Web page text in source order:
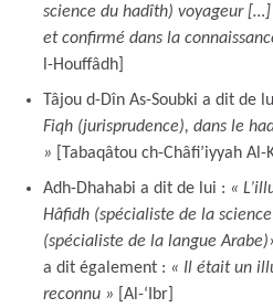
science du hadîth) voyageur
et confirmé dans la
l-Houffâdh]
Tâjou d-Dîn As-Soubki a dit de
Fiqh (jurisprudence), dans le
» [Tabaqâtou ch-Châfi’iyyah Al-
Adh-Dhahabi a dit de lui : «
Hâfidh (spécialiste de la
(spécialiste de la langue Arabe)
a dit également : « Il était un
reconnu » [Al-‘Ibr]